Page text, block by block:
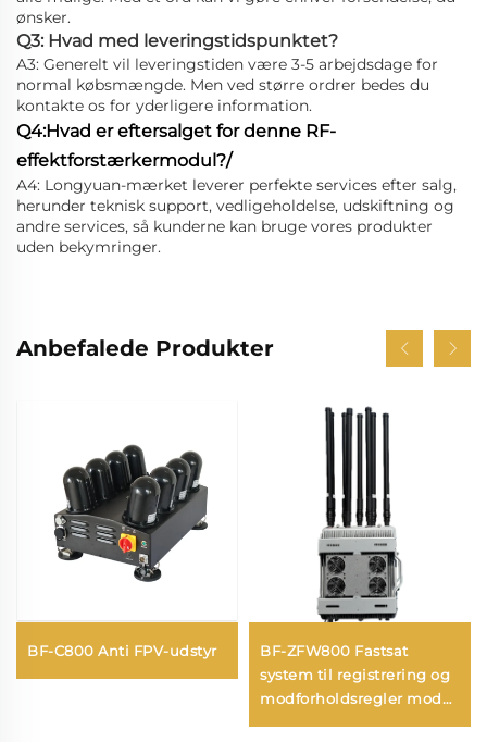
ønsker.
Q3: Hvad med leveringstidspunktet?
A3: Generelt vil leveringstiden være 3-5 arbejdsdage for
normal købsmængde. Men ved større ordrer bedes du
kontakte os for yderligere information.
Q4:Hvad er eftersalget for denne RF-
effektforstærkermodul?/
A4: Longyuan-mærket leverer perfekte services efter salg,
herunder teknisk support, vedligeholdelse, udskiftning og
andre services, så kunderne kan bruge vores produkter
uden bekymringer.
Anbefalede Produkter
BF-C800 Anti FPV-udstyr
BF-ZFW800 Fastsat
system til registrering og
modforholdsregler mod